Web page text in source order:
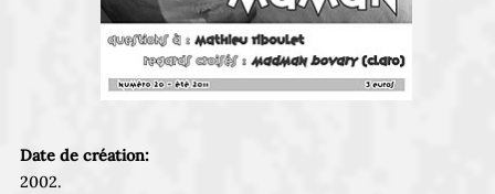
Date de création:
2002.